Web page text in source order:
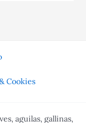
Cookies
aguilas, gallinas,